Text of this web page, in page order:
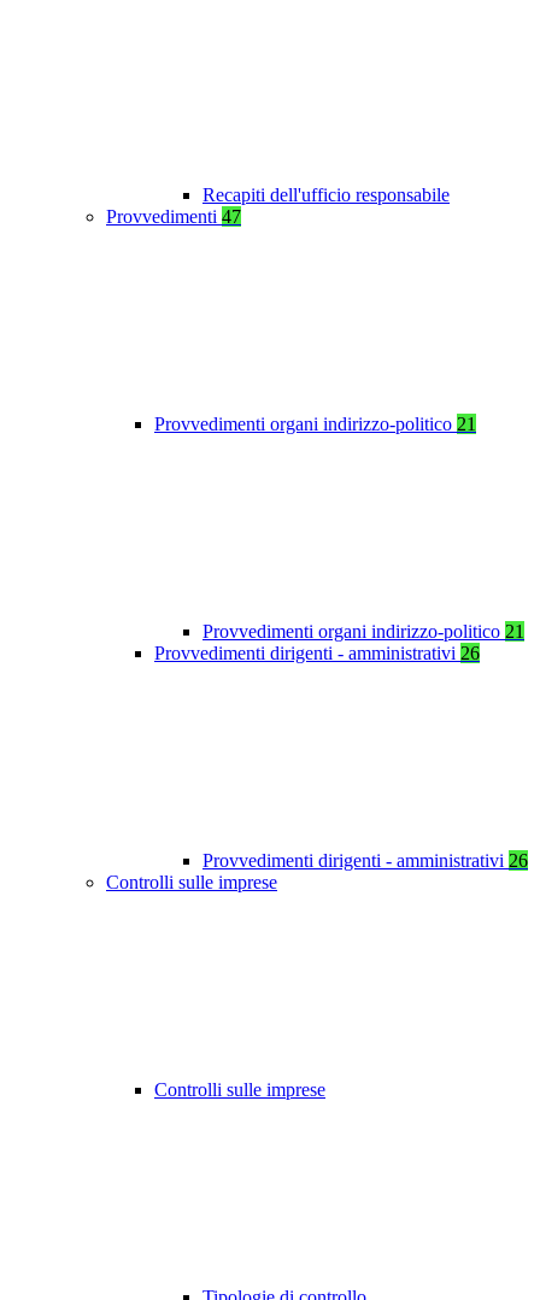
Recapiti dell'ufficio responsabile
Provvedimenti 47
Provvedimenti organi indirizzo-politico 21
Provvedimenti organi indirizzo-politico 21
Provvedimenti dirigenti - amministrativi 26
Provvedimenti dirigenti - amministrativi 26
Controlli sulle imprese
Controlli sulle imprese